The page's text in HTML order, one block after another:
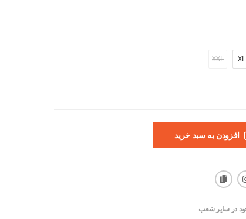
XL
XXL
افزودن به سبد خرید
در سایر شعب